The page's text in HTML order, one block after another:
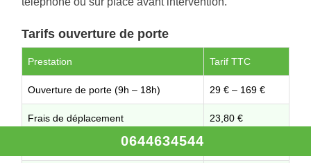
Tarifs ouverture de porte
Prestation Tarif TTC
Ouverture de porte (9h – 18h) 29 € – 169 €
Frais de déplacement 23,80 €
Majoration soir (lun–ven, 18h)0644634544